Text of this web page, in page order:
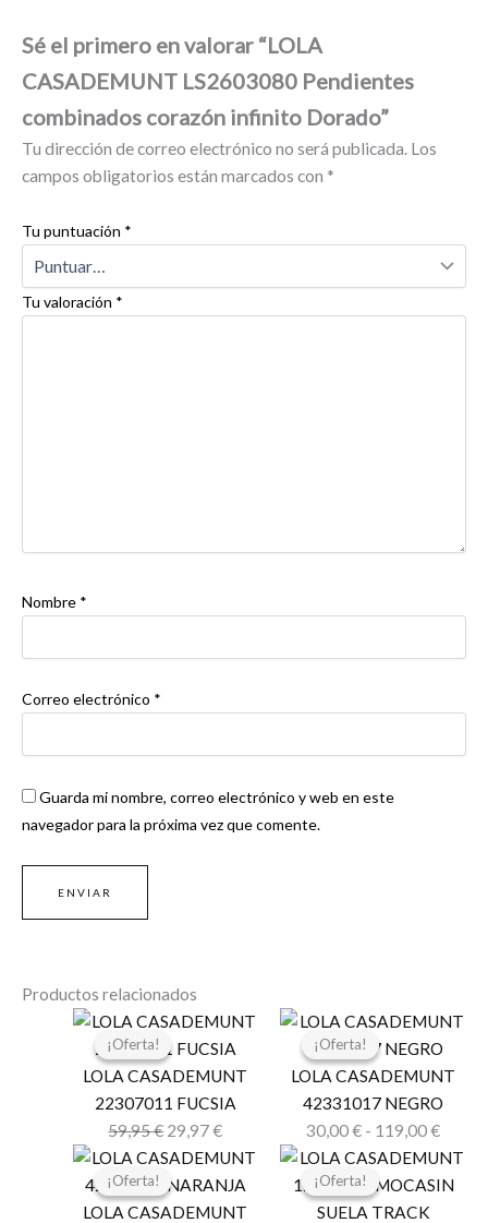
Sé el primero en valorar “LOLA
CASADEMUNT LS2603080 Pendientes
combinados corazón infinito Dorado”
Tu dirección de correo electrónico no será publicada. Los
campos obligatorios están marcados con *
Tu puntuación *
Tu valoración *
Nombre *
Correo electrónico *
Guarda mi nombre, correo electrónico y web en este
navegador para la próxima vez que comente.
Productos relacionados
¡Oferta!
¡Oferta!
LOLA CASADEMUNT
22307011 FUCSIA
59,95€
El
precio
original
era:
59,95 €.
29,97€
El
precio
actual
es:
29,97 €.
¡Oferta!
¡Oferta!
LOLA CASADEMUNT
42331017 NEGRO
30,00€ - 119,00€
Rango
de
desde
30,00
hasta
¡Oferta!
¡Oferta!
LOLA CASADEMUNT
El
precio
original
El
precio
actual
¡Oferta!
¡Oferta!
El
precio
original
El
precio